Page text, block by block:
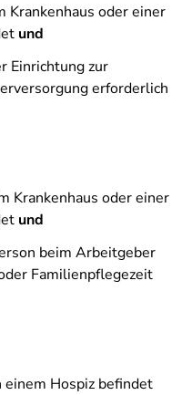
oder einer
und
Einrichtung zur
erforderlich
Krankenhaus oder einer
und
beim Arbeitgeber
Familienpflegezeit
Hospiz befindet